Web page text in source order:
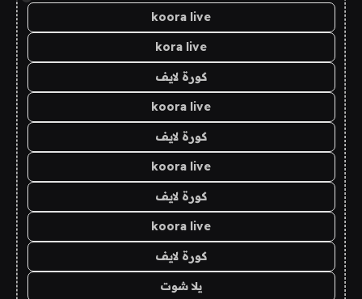
koora live
kora live
كورة لايف
koora live
كورة لايف
koora live
كورة لايف
koora live
كورة لايف
يلا شوت